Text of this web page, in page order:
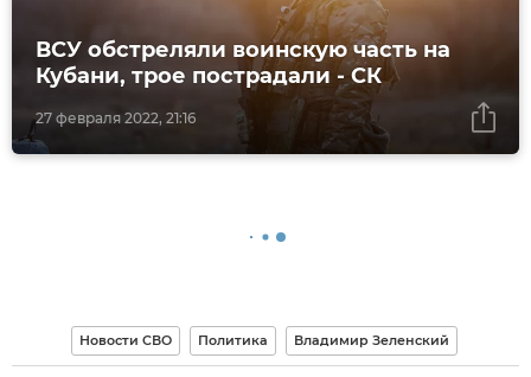
27 февраля 2022, 21:16
ВСУ обстреляли воинскую часть на
Кубани, трое пострадали - СК
Новости СВО Политика Владимир Зеленский